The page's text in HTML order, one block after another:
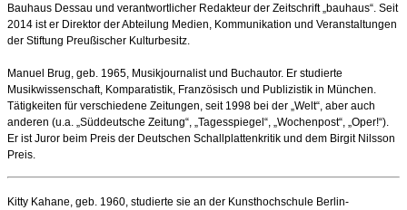
Bauhaus Dessau und verantwortlicher Redakteur der Zeitschrift „bauhaus“. Seit
2014 ist er Direktor der Abteilung Medien, Kommunikation und Veranstaltungen
der Stiftung Preußischer Kulturbesitz.
Manuel Brug, geb. 1965, Musikjournalist und Buchautor. Er studierte
Musikwissenschaft, Komparatistik, Französisch und Publizistik in München.
Tätigkeiten für verschiedene Zeitungen, seit 1998 bei der „Welt“, aber auch
anderen (u.a. „Süddeutsche Zeitung“, „Tagesspiegel“, „Wochenpost“, „Oper!“).
Er ist Juror beim Preis der Deutschen Schallplattenkritik und dem Birgit Nilsson
Preis.
Kitty Kahane, geb. 1960, studierte sie an der Kunsthochschule Berlin-